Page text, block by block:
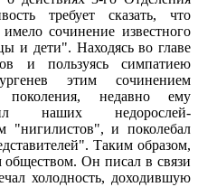
требует сказать, что
сочинение известного
и дети". Находясь во главе
и пользуясь симпатиею
этим сочинением
недавно ему
наших недорослей-
"нигилистов", и поколебал
Таким образом,
Он писал в связи
холодность, доходившую